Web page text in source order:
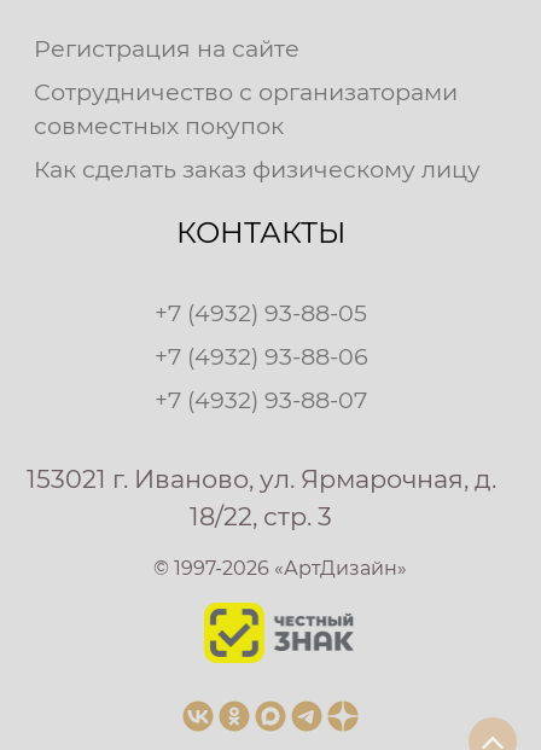
Регистрация на сайте
Сотрудничество с организаторами
совместных покупок
Как сделать заказ физическому лицу
КОНТАКТЫ
+7 (4932) 93-88-05
+7 (4932) 93-88-06
+7 (4932) 93-88-07
153021 г. Иваново, ул. Ярмарочная, д.
18/22, стр. 3
© 1997-2026 «АртДизайн»